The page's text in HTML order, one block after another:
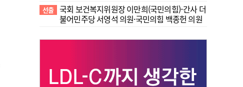
선출 국회 보건복지위원장 이만희(국민의힘)-간사 더
불어민주당 서영석 의원·국민의힘 백종헌 의원